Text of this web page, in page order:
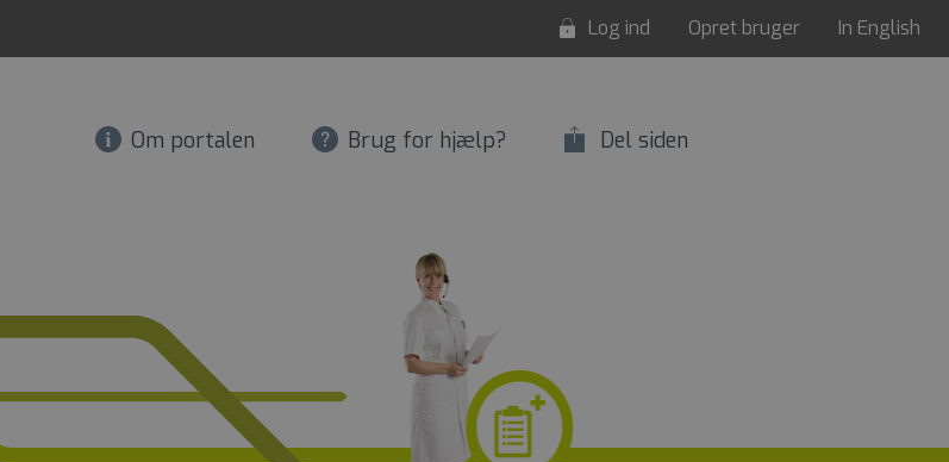
Log ind Opret bruger In English
Om portalen Brug for hjælp? Del siden